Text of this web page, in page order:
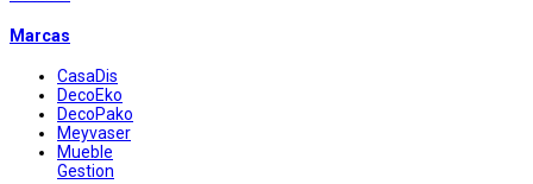
Marcas
CasaDis
DecoEko
DecoPako
Meyvaser
Mueble
Gestion